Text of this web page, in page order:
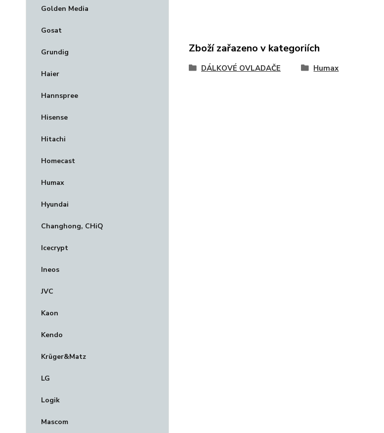
Golden Media
Gosat
Grundig
Haier
Hannspree
Hisense
Hitachi
Homecast
Humax
Hyundai
Changhong, CHiQ
Icecrypt
Ineos
JVC
Kaon
Kendo
Krüger&Matz
LG
Logik
Mascom
Zboží zařazeno v kategoriích
DÁLKOVÉ OVLADAČE Humax